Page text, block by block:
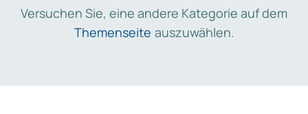
Versuchen Sie, eine andere Kategorie auf dem
Themenseite auszuwählen.